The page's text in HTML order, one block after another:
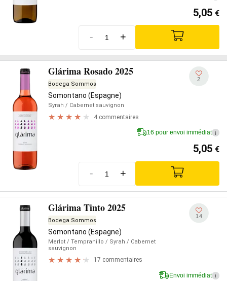
5,05 €
- +
Glárima Rosado 2025
Bodega Sommos
Somontano (Espagne)
Syrah / Cabernet sauvignon
4 commentaires
2
16 pour envoi immédiat i
5,05 €
- +
Glárima Tinto 2025
Bodega Sommos
Somontano (Espagne)
Merlot / Tempranillo / Syrah / Cabernet
sauvignon
17 commentaires
14
Envoi immédiat i